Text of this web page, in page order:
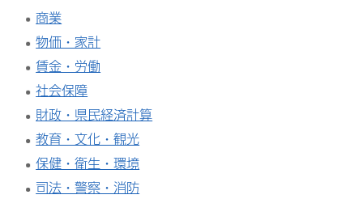
商業
物価・家計
賃金・労働
社会保障
財政・県民経済計算
教育・文化・観光
保健・衛生・環境
司法・警察・消防